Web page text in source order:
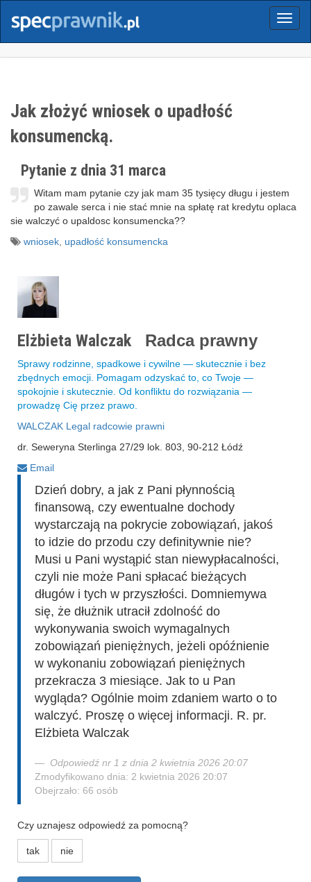
Menu
Jak złożyć wniosek o upadłość
konsumencką.
Pytanie z dnia 31 marca
Witam mam pytanie czy jak mam 35 tysięcy długu i jestem
po zawale serca i nie stać mnie na spłatę rat kredytu oplaca
sie walczyć o upaldosc konsumencka??
wniosek upadłość konsumencka
Elżbieta Walczak Radca prawny
Sprawy rodzinne, spadkowe i cywilne — skutecznie i bez
zbędnych emocji. Pomagam odzyskać to, co Twoje —
spokojnie i skutecznie. Od konfliktu do rozwiązania —
prowadzę Cię przez prawo.
WALCZAK Legal radcowie prawni
dr. Seweryna Sterlinga 27/29 lok. 803, 90-212 Łódź
Email
Dzień dobry, a jak z Pani płynnością
finansową, czy ewentualne dochody
wystarczają na pokrycie zobowiązań, jakoś
to idzie do przodu czy definitywnie nie?
Musi u Pani wystąpić stan niewypłacalności,
czyli nie może Pani spłacać bieżących
długów i tych w przyszłości. Domniemywa
się, że dłużnik utracił zdolność do
wykonywania swoich wymagalnych
zobowiązań pieniężnych, jeżeli opóźnienie
w wykonaniu zobowiązań pieniężnych
przekracza 3 miesiące. Jak to u Pan
wygląda? Ogólnie moim zdaniem warto o to
walczyć. Proszę o więcej informacji. R. pr.
Elżbieta Walczak
Odpowiedź nr 1 z dnia 2 kwietnia 2026 20:07
Zmodyfikowano dnia: 2 kwietnia 2026 20:07
Obejrzało: 66 osób
Czy uznajesz odpowiedź za pomocną?
tak nie